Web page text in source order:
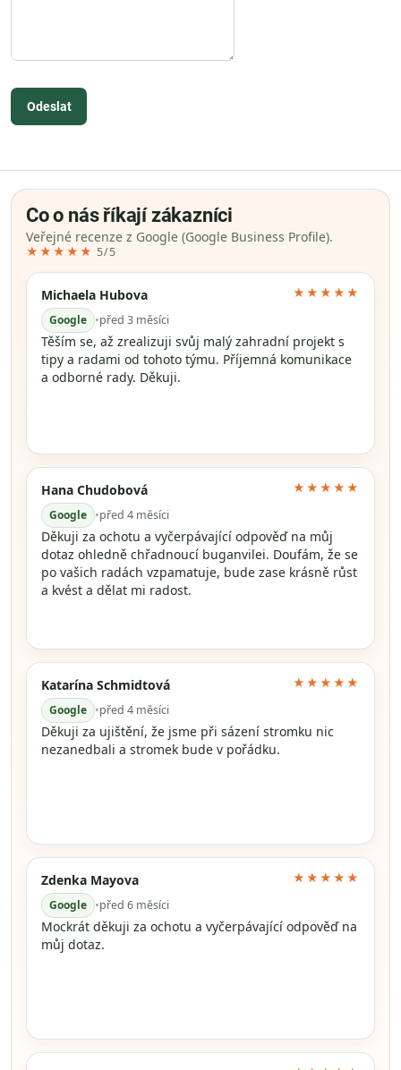
Odeslat
Co o nás říkají zákazníci
Veřejné recenze z Google (Google Business Profile).
★★★★★ 5/5
Michaela Hubova
Google •před 3 měsíci
★★★★★
Těším se, až zrealizuji svůj malý zahradní projekt s
tipy a radami od tohoto týmu. Příjemná komunikace
a odborné rady. Děkuji.
Hana Chudobová
Google •před 4 měsíci
★★★★★
Děkuji za ochotu a vyčerpávající odpověď na můj
dotaz ohledně chřadnoucí buganvilei. Doufám, že se
po vašich radách vzpamatuje, bude zase krásně růst
a kvést a dělat mi radost.
Katarína Schmidtová
Google •před 4 měsíci
★★★★★
Děkuji za ujištění, že jsme při sázení stromku nic
nezanedbali a stromek bude v pořádku.
Zdenka Mayova
Google •před 6 měsíci
★★★★★
Mockrát děkuji za ochotu a vyčerpávající odpověď na
můj dotaz.